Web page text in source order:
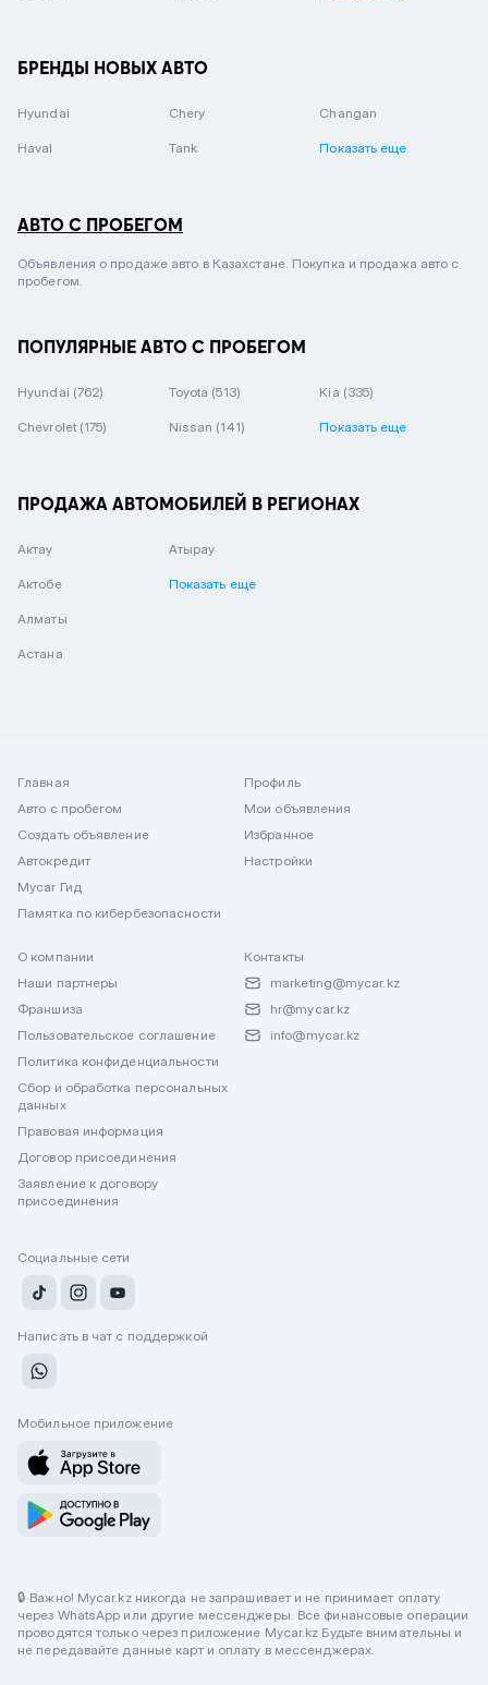
БРЕНДЫ НОВЫХ АВТО
Hyundai Chery Changan
Haval Tank Показать еще
АВТО С ПРОБЕГОМ
Объявления о продаже авто в Казахстане. Покупка и продажа авто с
пробегом.
ПОПУЛЯРНЫЕ АВТО С ПРОБЕГОМ
Hyundai (762) Toyota (513) Kia (335)
Chevrolet (175) Nissan (141) Показать еще
ПРОДАЖА АВТОМОБИЛЕЙ В РЕГИОНАХ
Актау
Актобе
Алматы
Астана
Атырау
Показать еще
Главная
Авто с пробегом
Создать объявление
Автокредит
Mycar Гид
Памятка по кибербезопасности
Профиль
Мои объявления
Избранное
Настройки
О компании
Наши партнеры
Франшиза
Пользовательское соглашение
Политика конфиденциальности
Сбор и обработка персональных
данных
Правовая информация
Договор присоединения
Заявление к договору
присоединения
Контакты
marketing@mycar.kz
hr@mycar.kz
info@mycar.kz
Социальные сети
Написать в чат с поддержкой
Мобильное приложение
🔒 Важно! Mycar.kz никогда не запрашивает и не принимает оплату
через WhatsApp или другие мессенджеры. Все финансовые операции
проводятся только через приложение Mycar.kz Будьте внимательны и
не передавайте данные карт и оплату в мессенджерах.